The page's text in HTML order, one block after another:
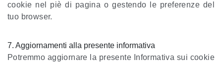
cookie nel piè di pagina o gestendo le preferenze del
tuo browser.
7. Aggiornamenti alla presente informativa
Potremmo aggiornare la presente Informativa sui cookie